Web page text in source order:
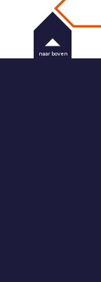
naar boven